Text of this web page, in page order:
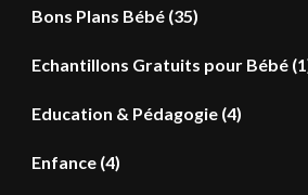
Bons Plans Bébé (35)
Echantillons Gratuits pour Bébé
Education & Pédagogie (4)
Enfance (4)